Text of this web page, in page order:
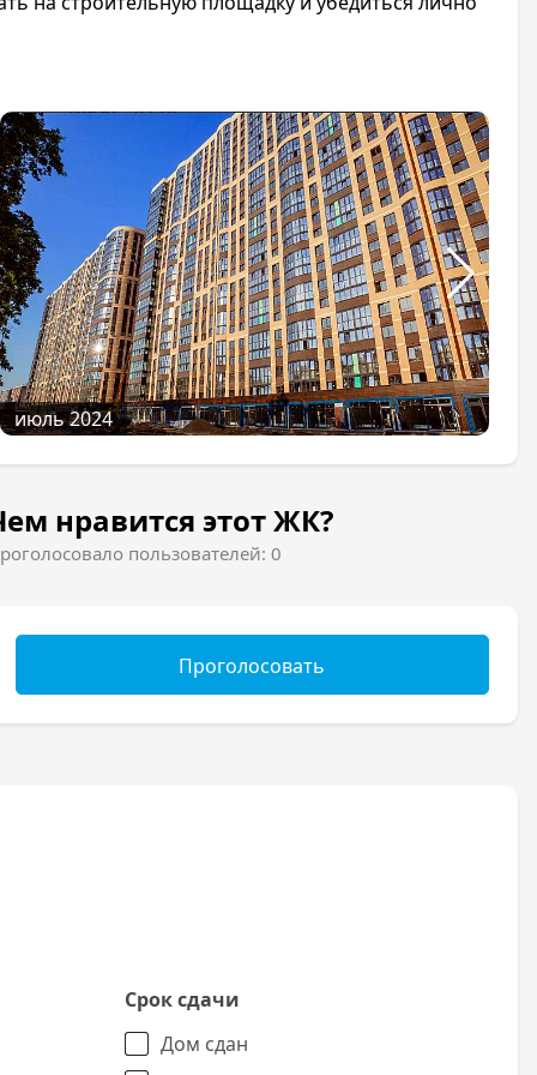
июль 2024
нравится этот ЖК?
пользователей: 0
Проголосовать
Срок сдачи
Дом сдан